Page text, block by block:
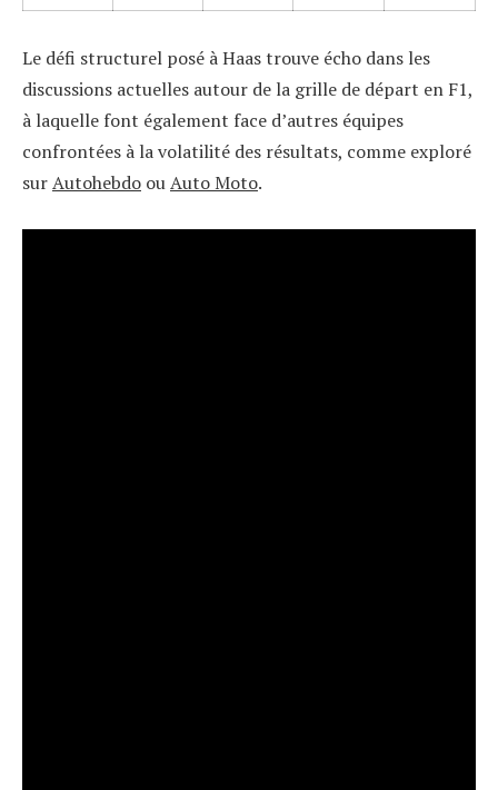
Le défi structurel posé à Haas trouve écho dans les
discussions actuelles autour de la grille de départ en F1,
à laquelle font également face d’autres équipes
confrontées à la volatilité des résultats, comme exploré
surAutohebdo ouAuto Moto.